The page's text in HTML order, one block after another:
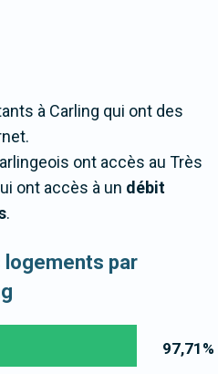
à Carling qui ont des
ont accès au Très
ont accès à un débit
.
logements par
97,71 %